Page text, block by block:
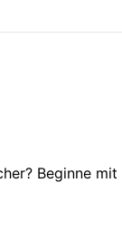
Beginne mit